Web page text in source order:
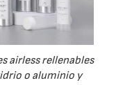
airless rellenables
o aluminio y